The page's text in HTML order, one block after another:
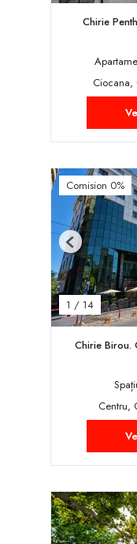
Chirie
Ciocana,
Comision 0%
1 / 14
Previous
Chirie Birou.
Centru,